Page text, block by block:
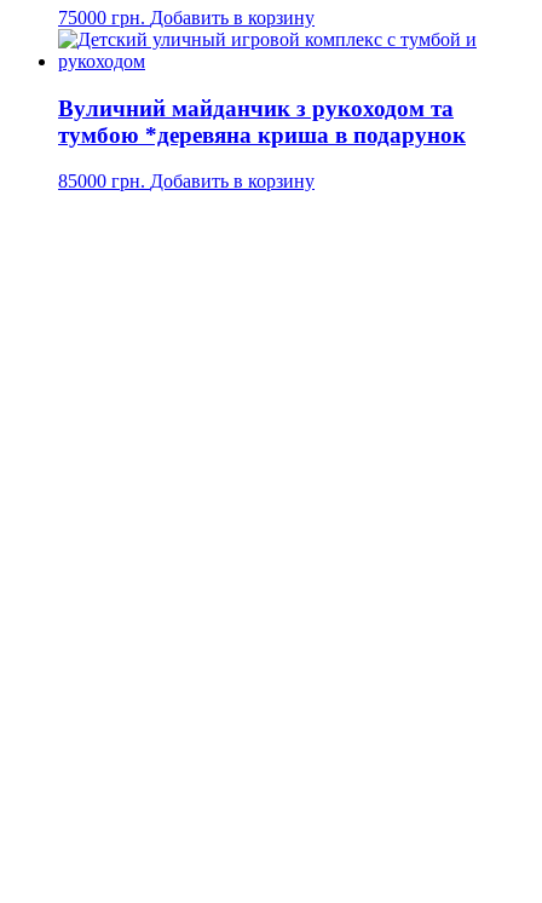
75000 грн. Добавить в корзину
Вуличний майданчик з рукоходом та
тумбою *деревяна криша в подарунок
85000 грн. Добавить в корзину